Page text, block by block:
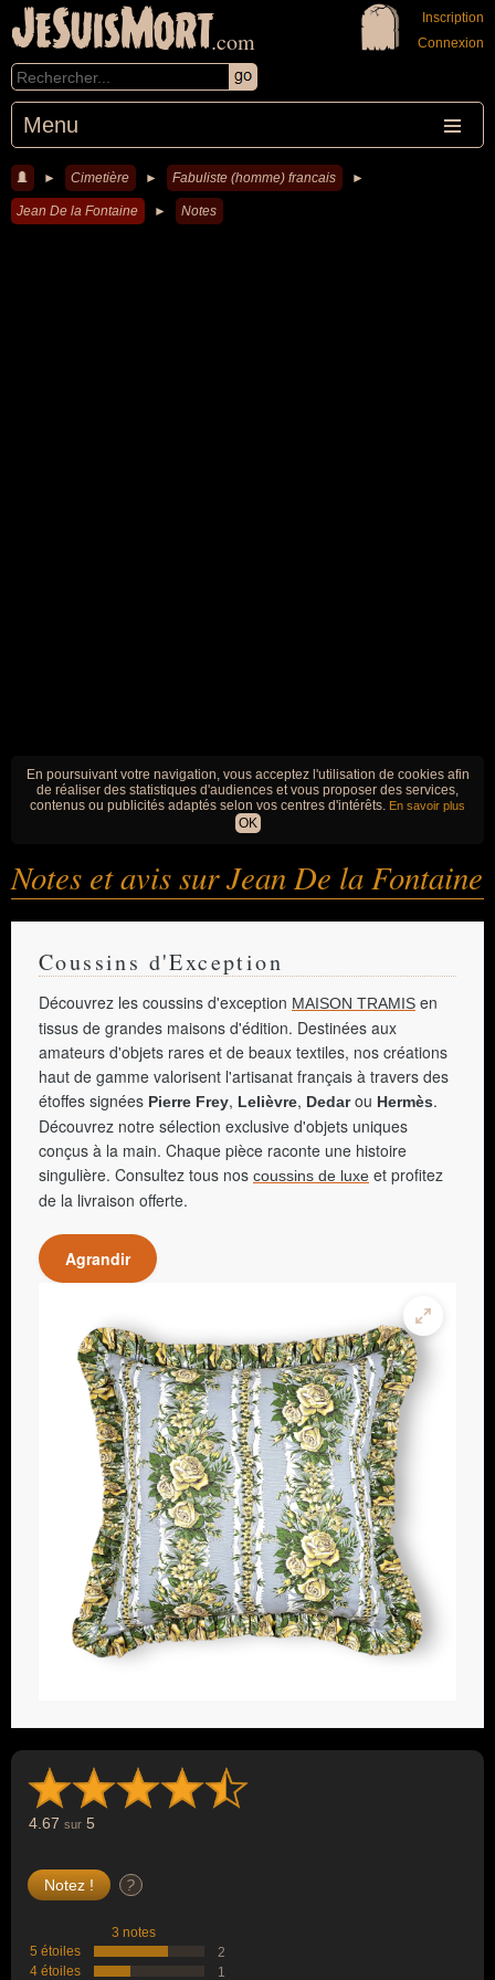
JeSuisMort.com
Menu
Inscription
Connexion
► Cimetière ► Fabuliste (homme) francais ►
Jean De la Fontaine ► Notes
En poursuivant votre navigation, vous acceptez l'utilisation de cookies afin
de réaliser des statistiques d'audiences et vous proposer des services,
contenus ou publicités adaptés selon vos centres d'intérêts. En savoir plus
OK
Notes et avis sur Jean De la Fontaine
Coussins d'Exception
Découvrez les coussins d'exception MAISON TRAMIS en
tissus de grandes maisons d'édition. Destinées aux
amateurs d'objets rares et de beaux textiles, nos créations
haut de gamme valorisent l'artisanat français à travers des
étoffes signées Pierre Frey, Lelièvre, Dedarou Hermès.
Découvrez notre sélection exclusive d'objets uniques
conçus à la main. Chaque pièce raconte une histoire
singulière. Consultez tous nos coussins de luxe et profitez
de la livraison offerte.
Agrandir
4.67 sur 5
?
3 notes
5 étoiles
2
4 étoiles
1